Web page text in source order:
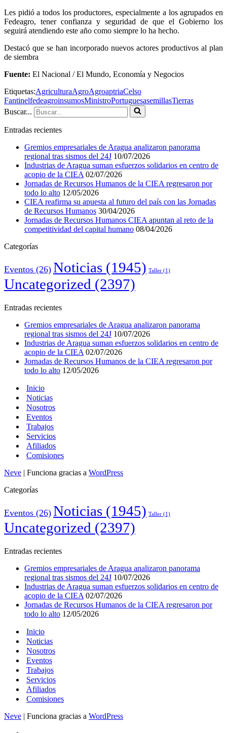
Les pidió a todos los productores, especialmente a los agrupados en
Fedeagro, tener confianza y seguridad de que el Gobierno los
seguirá atendiendo este año como siempre lo ha hecho.
Destacó que se han incorporado nuevos actores productivos al plan
de siembra
Fuente: El Nacional / El Mundo, Economía y Negocios
Etiquetas:AgriculturaAgroAgroaptriaCelso
FantinelfedeagroinsumosMinistroPortuguesasemillasTierras
Buscar...
Entradas recientes
Gremios empresariales de Aragua analizaron panorama
regional tras sismos del 24J 10/07/2026
Industrias de Aragua suman esfuerzos solidarios en centro de
acopio de la CIEA 02/07/2026
Jornadas de Recursos Humanos de la CIEA regresaron por
todo lo alto 12/05/2026
CIEA reafirma su apuesta al futuro del país con las Jornadas
de Recursos Humanos 30/04/2026
Jornadas de Recursos Humanos CIEA apuntan al reto de la
competitividad del capital humano 08/04/2026
Categorías
Eventos (26) Noticias (1945) Taller (1)
Uncategorized (2397)
Entradas recientes
Gremios empresariales de Aragua analizaron panorama
regional tras sismos del 24J 10/07/2026
Industrias de Aragua suman esfuerzos solidarios en centro de
acopio de la CIEA 02/07/2026
Jornadas de Recursos Humanos de la CIEA regresaron por
todo lo alto 12/05/2026
Inicio
Noticias
Nosotros
Eventos
Trabajos
Servicios
Afiliados
Comisiones
Neve | Funciona gracias a WordPress
Categorías
Eventos (26) Noticias (1945) Taller (1)
Uncategorized (2397)
Entradas recientes
Gremios empresariales de Aragua analizaron panorama
regional tras sismos del 24J 10/07/2026
Industrias de Aragua suman esfuerzos solidarios en centro de
acopio de la CIEA 02/07/2026
Jornadas de Recursos Humanos de la CIEA regresaron por
todo lo alto 12/05/2026
Inicio
Noticias
Nosotros
Eventos
Trabajos
Servicios
Afiliados
Comisiones
Neve | Funciona gracias a WordPress